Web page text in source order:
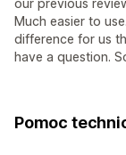
our previous
Much easier to
difference for us
have a question.
Pomoc